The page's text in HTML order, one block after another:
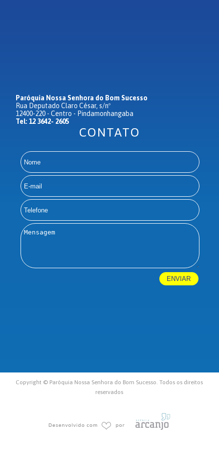
Paróquia Nossa Senhora do Bom Sucesso
Rua Deputado Claro César, s/nº
12400-220 - Centro - Pindamonhangaba
Tel: 12 3642- 2605
CONTATO
Copyright © Paróquia Nossa Senhora do Bom Sucesso. Todos os direitos
reservados